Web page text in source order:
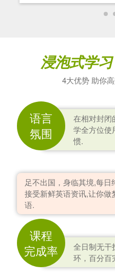
浸泡式学习
4大优势 助你
语言
氛围
在相对封闭
学全方位使
惯.
足不出国，身临其境,每日
接受新鲜英语资讯,让你做
语.
课程
完成率
全日制无干
环，百分百